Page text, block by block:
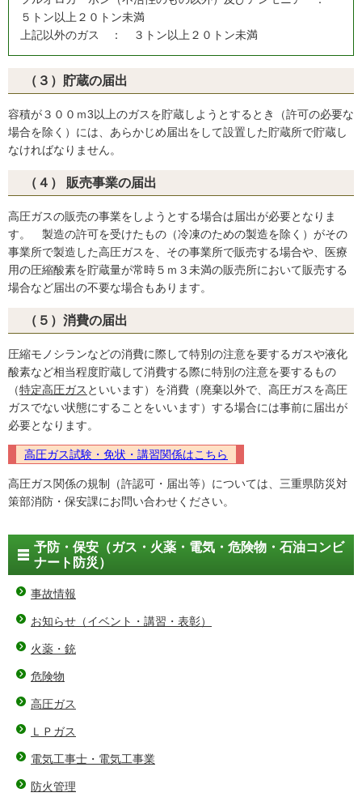
５トン以上２０トン未満
上記以外のガス ： ３トン以上２０トン未満
（３）貯蔵の届出
容積が３００ｍ3以上のガスを貯蔵しようとするとき（許可の必要な
場合を除く）には、あらかじめ届出をして設置した貯蔵所で貯蔵し
なければなりません。
（４） 販売事業の届出
高圧ガスの販売の事業をしようとする場合は届出が必要となりま
す。 製造の許可を受けたもの（冷凍のための製造を除く）がその
事業所で製造した高圧ガスを、その事業所で販売する場合や、医療
用の圧縮酸素を貯蔵量が常時５ｍ３未満の販売所において販売する
場合など届出の不要な場合もあります。
（５）消費の届出
圧縮モノシランなどの消費に際して特別の注意を要するガスや液化
酸素など相当程度貯蔵して消費する際に特別の注意を要するもの
（特定高圧ガス といいます）を消費（廃棄以外で、高圧ガスを高圧
ガスでない状態にすることをいいます）する場合には事前に届出が
必要となります。
高圧ガス試験・免状・講習関係はこちら
高圧ガス関係の規制（許認可・届出等）については、三重県防災対
策部消防・保安課にお問い合わせください。
予防・保安（ガス・火薬・電気・危険物・石油コンビ
ナート防災）
事故情報
お知らせ（イベント・講習・表彰）
火薬・銃
危険物
高圧ガス
ＬＰガス
電気工事士・電気工事業
防火管理